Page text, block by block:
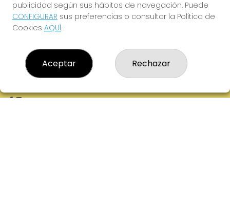
Resultados
Contacto
Empresas
Registro
publicidad según sus hábitos de navegación. Puede
CONFIGURAR sus preferencias o consultar la Política de
Cookies AQUÍ.
Aceptar Rechazar